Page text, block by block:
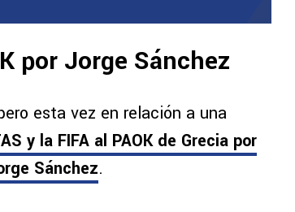
por Jorge Sánchez
esta vez en relación a una
y la FIFA al PAOK de Grecia por
Sánchez.